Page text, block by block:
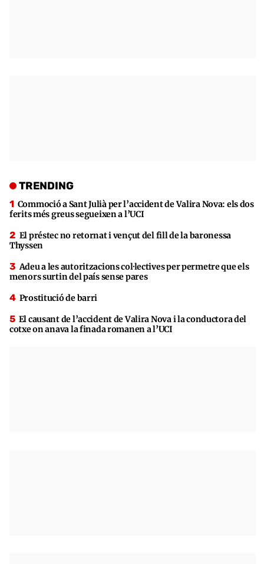
TRENDING
Commoció a Sant Julià per l’accident de Valira Nova: els dos
ferits més greus segueixen a l’UCI
El préstec no retornat i vençut del fill de la baronessa
Thyssen
Adeu a les autoritzacions col·lectives per permetre que els
menors surtin del país sense pares
Prostitució de barri
El causant de l’accident de Valira Nova i la conductora del
cotxe on anava la finada romanen a l’UCI